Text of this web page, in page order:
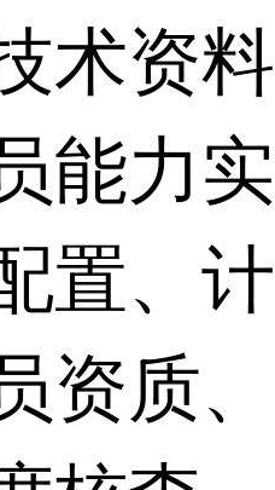
术资
能力
置、
资质